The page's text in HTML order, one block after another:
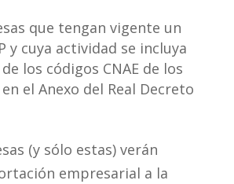
que tengan vigente un
y cuya actividad se incluya
los códigos CNAE de los
el Anexo del Real Decreto
(y sólo estas) verán
empresarial a la